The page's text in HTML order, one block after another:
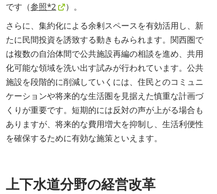
です（参照*2
）。
さらに、集約化による余剰スペースを有効活用し、新
たに民間投資を誘致する動きもみられます。関西圏で
は複数の自治体間で公共施設再編の相談を進め、共用
化可能な領域を洗い出す試みが行われています。公共
施設を段階的に削減していくには、住民とのコミュニ
ケーションや将来的な生活圏を見据えた慎重な計画づ
くりが重要です。短期的には反対の声が上がる場合も
ありますが、将来的な費用増大を抑制し、生活利便性
を確保するために有効な施策といえます。
上下水道分野の経営改革